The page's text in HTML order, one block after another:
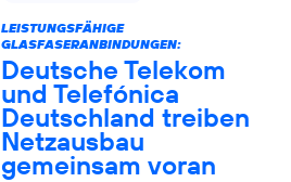
LEISTUNGSFÄHIGE
GLASFASERANBINDUNGEN:
Deutsche Telekom
und Telefónica
Deutschland treiben
Netzausbau
gemeinsam voran